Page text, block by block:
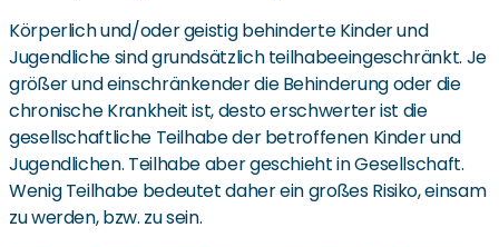
Körperlich und/oder geistig behinderte Kinder und
Jugendliche sind grundsätzlich teilhabeeingeschränkt. Je
größer und einschränkender die Behinderung oder die
chronische Krankheit ist, desto erschwerter ist die
gesellschaftliche Teilhabe der betroffenen Kinder und
Jugendlichen. Teilhabe aber geschieht in Gesellschaft.
Wenig Teilhabe bedeutet daher ein großes Risiko, einsam
zu werden, bzw. zu sein.